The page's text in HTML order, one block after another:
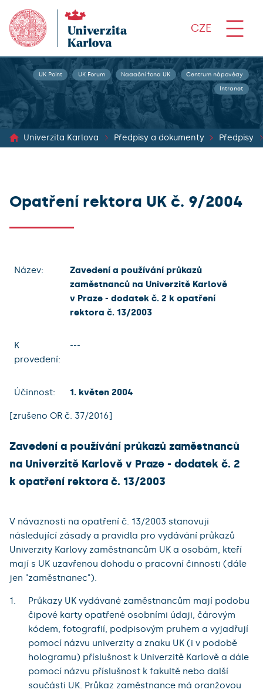
CZE
UK Point UK Forum Nadační fond UK Centrum nápovědy
Intranet
Univerzita Karlova Předpisy a dokumenty Předpisy
Opatření rektora UK č. 9/2004
Název:
Zavedení a používání průkazů
zaměstnanců na Univerzitě Karlově
v Praze - dodatek č. 2 k opatření
rektora č. 13/2003
K
provedení:
---
Účinnost: 1. květen 2004
[zrušeno OR č. 37/2016]
Zavedení a používání průkazů zaměstnanců
na Univerzitě Karlově v Praze - dodatek č. 2
k opatření rektora č. 13/2003
V návaznosti na opatření č. 13/2003 stanovuji
následující zásady a pravidla pro vydávání průkazů
Univerzity Karlovy zaměstnancům UK a osobám, kteří
mají s UK uzavřenou dohodu o pracovní činnosti (dále
jen "zaměstnanec").
Průkazy UK vydávané zaměstnancům mají podobu
čipové karty opatřené osobními údaji, čárovým
kódem, fotografií, podpisovým pruhem a vyjadřují
pomocí názvu univerzity a znaku UK (i v podobě
hologramu) příslušnost k Univerzitě Karlově a dále
pomocí názvu příslušnost k fakultě nebo další
součásti UK. Průkaz zaměstnance má oranžovou